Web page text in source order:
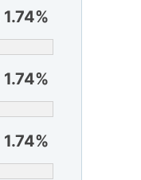
1.74%
1.74%
1.74%